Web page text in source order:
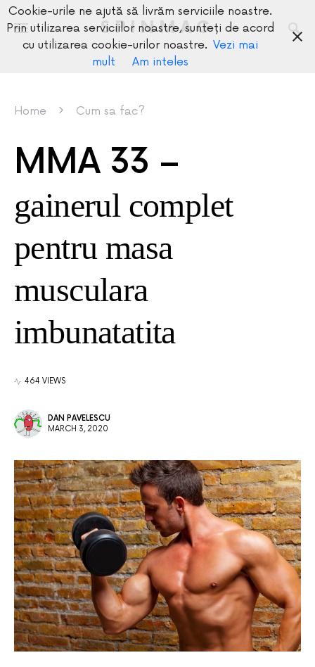
SPINMAG
Home Cum sa fac?
MMA 33 –
gainerul complet
pentru masa
musculara
imbunatatita
464 VIEWS
DAN PAVELESCU
MARCH 3, 2020
Cookie-urile ne ajută să livrăm serviciile noastre.
Prin utilizarea serviciilor noastre, sunteți de acord
cu utilizarea cookie-urilor noastre. Vezi mai
mult
Am inteles